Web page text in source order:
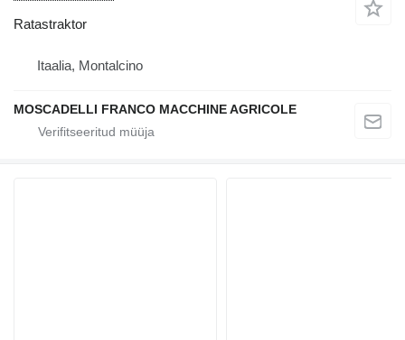
Ratastraktor
Itaalia, Montalcino
MOSCADELLI FRANCO MACCHINE AGRICOLE